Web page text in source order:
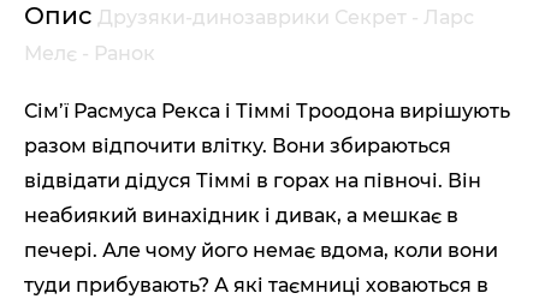
Опис Друзяки-динозаврики Секрет - Ларс
Мелє - Ранок
Сім’ї Расмуса Рекса і Тіммі Троодона вирішують
разом відпочити влітку. Вони збираються
відвідати дідуся Тіммі в горах на півночі. Він
неабиякий винахідник і дивак, а мешкає в
печері. Але чому його немає вдома, коли вони
туди прибувають? А які таємниці ховаються в